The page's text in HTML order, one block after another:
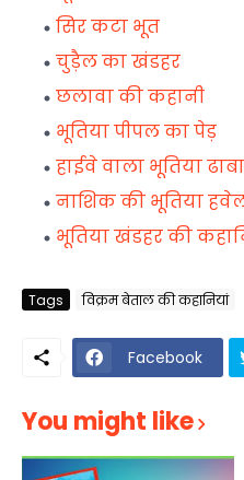
सिर कटा भूत
चुड़ैल का खंडहर
छलावा की कहानी
भूतिया पीपल का पेड़
हाईवे वाला भूतिया ढाबा
नाशिक की भूतिया
भूतिया खंडहर की
Tags विक्रम बेताल की कहानियां
Facebook
You might like